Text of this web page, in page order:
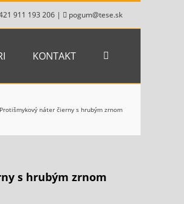
911 193 206 | pogum@tese.sk
KONTAKT
Protišmykový náter čierny s hrubým zrnom
s hrubým zrnom